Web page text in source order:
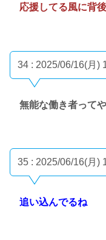
応援してる風に背
34 : 2025/06/16(月)
無能な働き者って
35 : 2025/06/16(月)
追い込んでるね